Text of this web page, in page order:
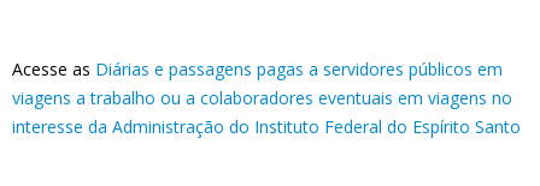
Acesse as Diárias e passagens pagas a servidores públicos em
viagens a trabalho ou a colaboradores eventuais em viagens no
interesse da Administração do Instituto Federal do Espírito Santo